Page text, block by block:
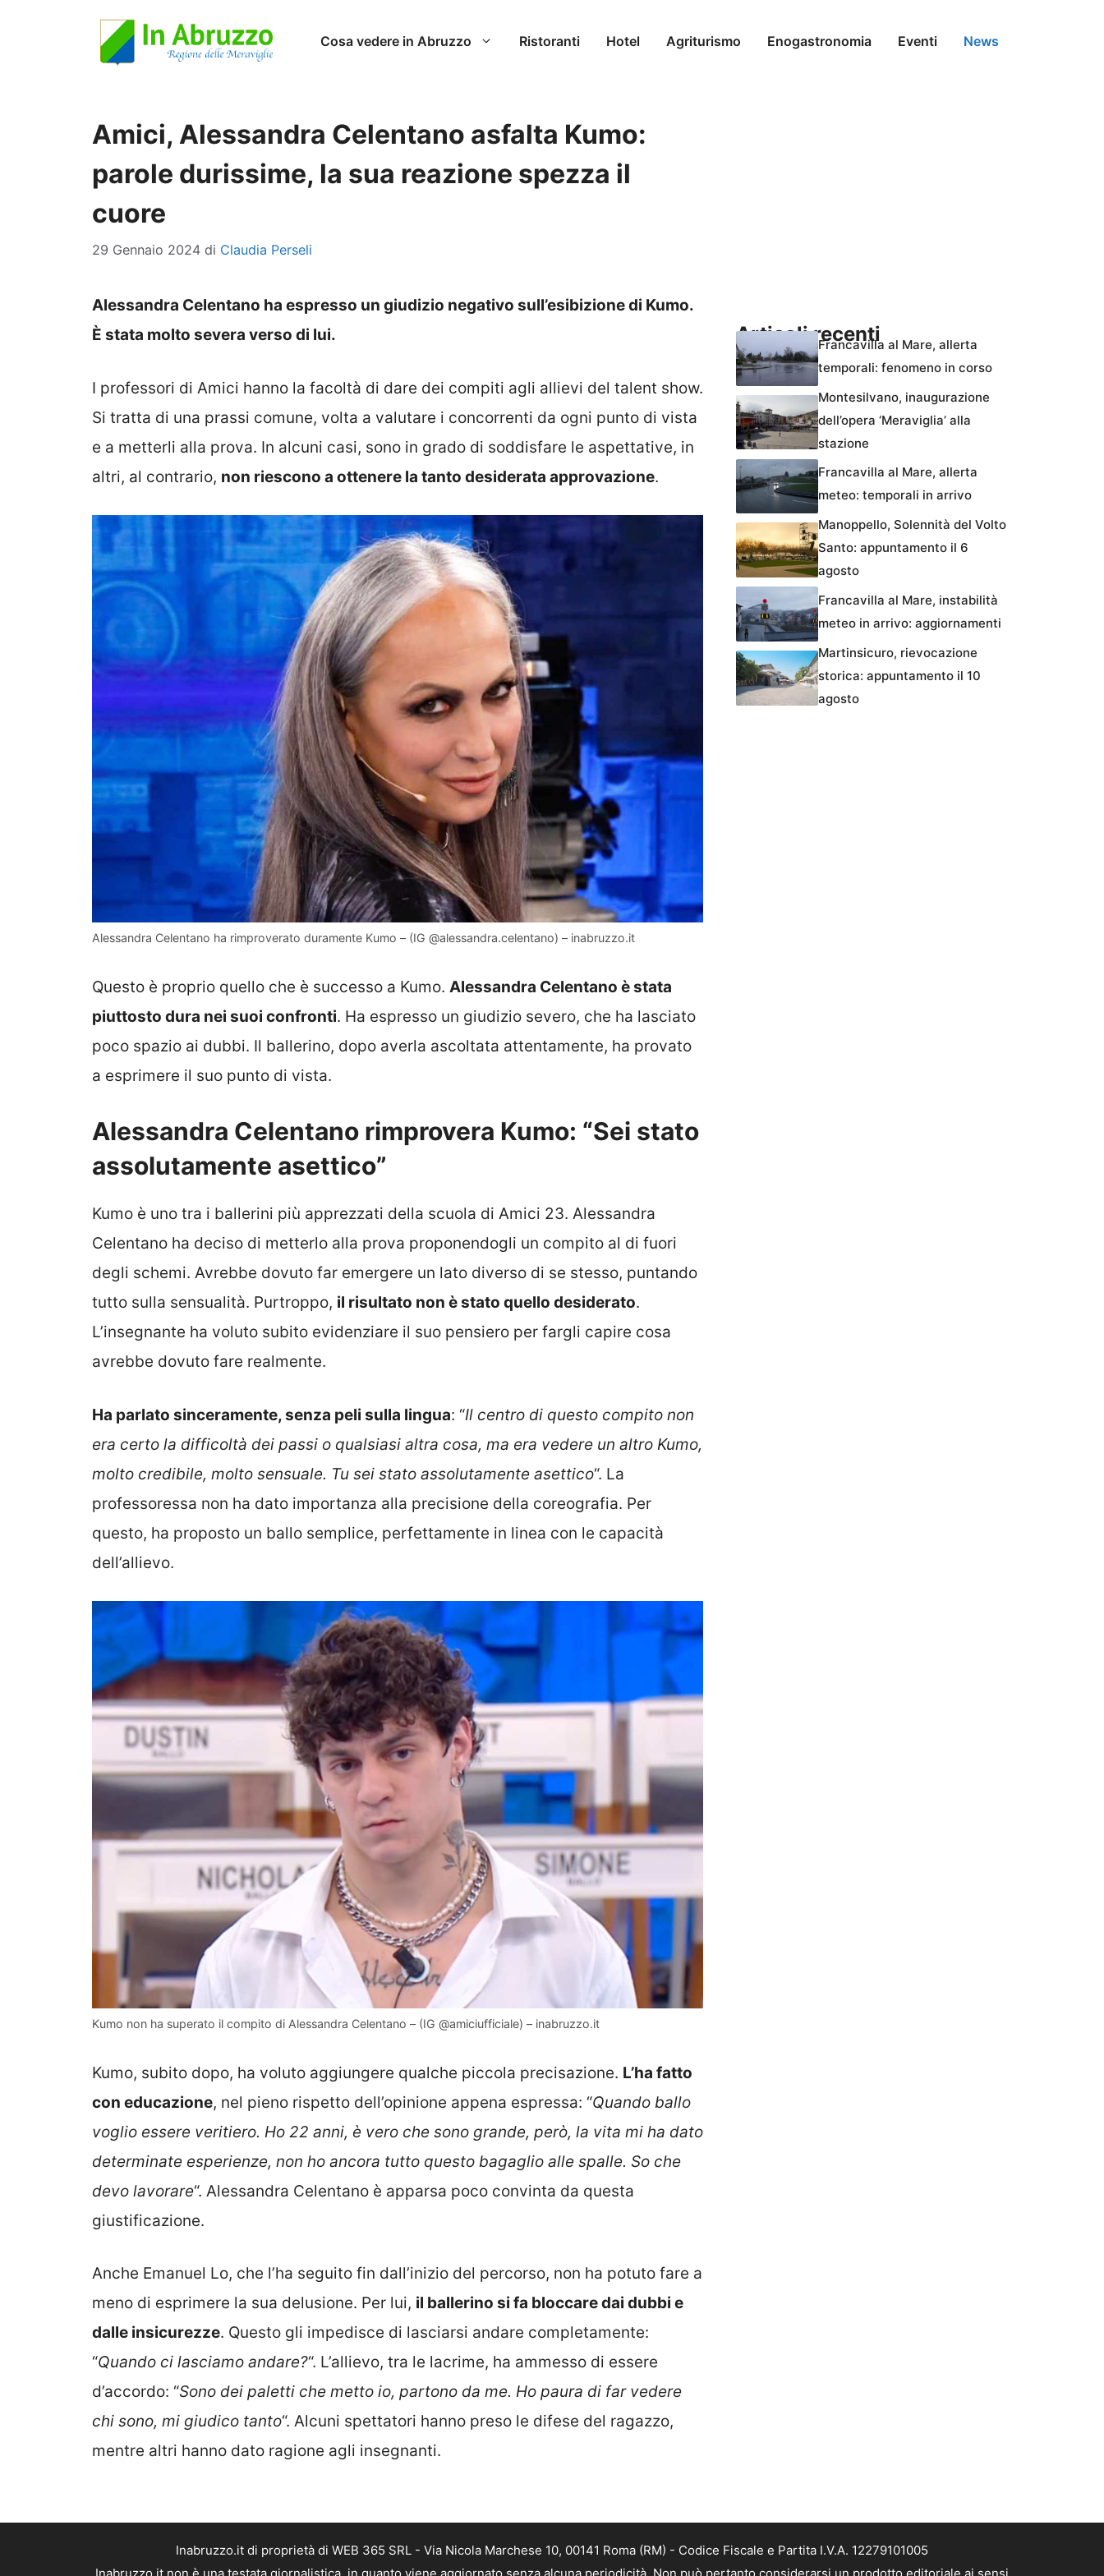
Cosa vedere in Abruzzo Ristoranti Hotel Agriturismo Enogastronomia Eventi News
Amici, Alessandra Celentano asfalta Kumo:
parole durissime, la sua reazione spezza il
cuore
29 Gennaio 2024 di Claudia Perseli
Alessandra Celentano ha espresso un giudizio negativo sull’esibizione di Kumo.
È stata molto severa verso di lui.
I professori di Amici hanno la facoltà di dare dei compiti agli allievi del talent show.
Si tratta di una prassi comune, volta a valutare i concorrenti da ogni punto di vista
e a metterli alla prova. In alcuni casi, sono in grado di soddisfare le aspettative, in
altri, al contrario, non riescono a ottenere la tanto desiderata approvazione.
Alessandra Celentano ha rimproverato duramente Kumo – (IG @alessandra.celentano) – inabruzzo.it
Questo è proprio quello che è successo a Kumo. Alessandra Celentano è stata
piuttosto dura nei suoi confronti. Ha espresso un giudizio severo, che ha lasciato
poco spazio ai dubbi. Il ballerino, dopo averla ascoltata attentamente, ha provato
a esprimere il suo punto di vista.
Alessandra Celentano rimprovera Kumo: “Sei stato
assolutamente asettico”
Kumo è uno tra i ballerini più apprezzati della scuola di Amici 23. Alessandra
Celentano ha deciso di metterlo alla prova proponendogli un compito al di fuori
degli schemi. Avrebbe dovuto far emergere un lato diverso di se stesso, puntando
tutto sulla sensualità. Purtroppo, il risultato non è stato quello desiderato.
L’insegnante ha voluto subito evidenziare il suo pensiero per fargli capire cosa
avrebbe dovuto fare realmente.
Ha parlato sinceramente, senza peli sulla lingua: “Il centro di questo compito non
era certo la difficoltà dei passi o qualsiasi altra cosa, ma era vedere un altro Kumo,
molto credibile, molto sensuale. Tu sei stato assolutamente asettico“. La
professoressa non ha dato importanza alla precisione della coreografia. Per
questo, ha proposto un ballo semplice, perfettamente in linea con le capacità
dell’allievo.
Kumo non ha superato il compito di Alessandra Celentano – (IG @amiciufficiale) – inabruzzo.it
Kumo, subito dopo, ha voluto aggiungere qualche piccola precisazione. L’ha fatto
con educazione, nel pieno rispetto dell’opinione appena espressa: “Quando ballo
voglio essere veritiero. Ho 22 anni, è vero che sono grande, però, la vita mi ha dato
determinate esperienze, non ho ancora tutto questo bagaglio alle spalle. So che
devo lavorare“. Alessandra Celentano è apparsa poco convinta da questa
giustificazione.
Anche Emanuel Lo, che l’ha seguito fin dall’inizio del percorso, non ha potuto fare a
meno di esprimere la sua delusione. Per lui, il ballerino si fa bloccare dai dubbi e
dalle insicurezze. Questo gli impedisce di lasciarsi andare completamente:
“Quando ci lasciamo andare?“. L’allievo, tra le lacrime, ha ammesso di essere
d’accordo: “Sono dei paletti che metto io, partono da me. Ho paura di far vedere
chi sono, mi giudico tanto“. Alcuni spettatori hanno preso le difese del ragazzo,
mentre altri hanno dato ragione agli insegnanti.
Articoli recentiFrancavilla al Mare, allerta
temporali: fenomeno in corso
Montesilvano, inaugurazione
dell’opera ‘Meraviglia’ alla
stazione
Francavilla al Mare, allerta
meteo: temporali in arrivo
Manoppello, Solennità del Volto
Santo: appuntamento il 6
agosto
Francavilla al Mare, instabilità
meteo in arrivo: aggiornamenti
Martinsicuro, rievocazione
storica: appuntamento il 10
agosto
Inabruzzo.it di proprietà di WEB 365 SRL - Via Nicola Marchese 10, 00141 Roma (RM) - Codice Fiscale e Partita I.V.A. 12279101005
Inabruzzo.it non è una testata giornalistica, in quanto viene aggiornato senza alcuna periodicità. Non può pertanto considerarsi un prodotto editoriale ai sensi